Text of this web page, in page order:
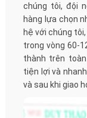
chúng tôi, đội
hàng lựa chọn
hệ với chúng
trong vòng 60-
thành trên
tiện lợi và
và sau khi giao